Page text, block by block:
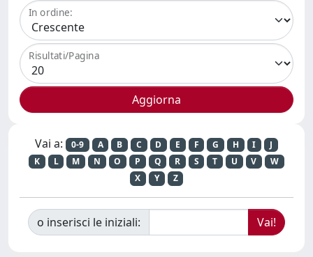
In ordine:
Risultati/Pagina
Vai a: 0-9 A B C D E F G H I
J
K
L M N O P Q R S T U V
W
X
Y Z
o inserisci le iniziali: